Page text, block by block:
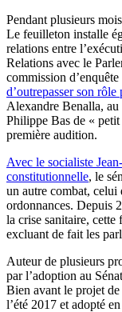
Pendant plusieurs
Le feuilleton installe
relations entre
Relations avec le
commission d’enquête
d’outrepasser son
Alexandre Benalla,
Philippe Bas de « petit
première audition.
Avec le socialiste
constitutionnelle, le
un autre combat, celui
ordonnances. Depuis
la crise sanitaire, cette
excluant de fait les
Auteur de plusieurs
par l’adoption au
Bien avant le projet
l’été 2017 et adopté